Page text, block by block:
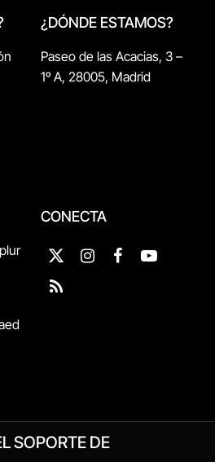
¿DÓNDE ESTAMOS?
Paseo de las Acacias, 3 –
1º A, 28005, Madrid
CONECTA
X
(Twitter)
InstagramFacebookYouTube
RSS
SOPORTE DE